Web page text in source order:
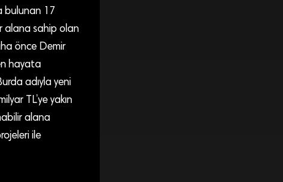
bulunan 17
alana sahip olan
önce Demir
hayata
adıyla yeni
TL’ye yakın
alana
ile